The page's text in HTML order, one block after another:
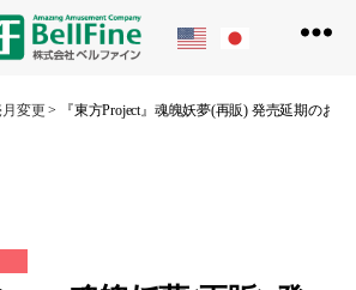
フ
変更 > 『東方Project』魂魄妖夢(再販) 発売延期のお知